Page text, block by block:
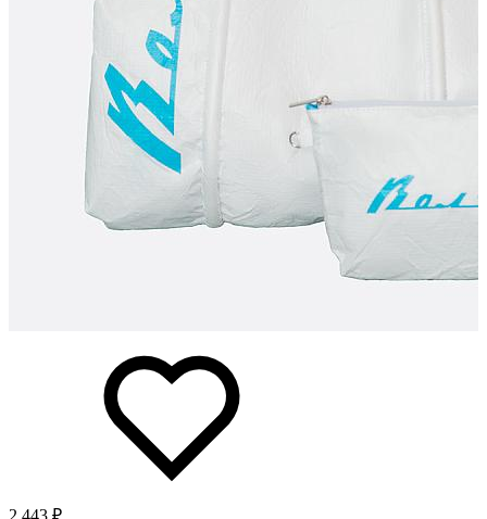
2 443 ₽